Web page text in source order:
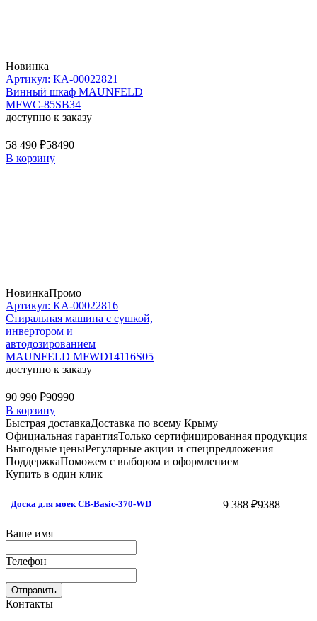
Новинка
Артикул: КА-00022821
Винный шкаф MAUNFELD
MFWC-85SB34
доступно к заказу
58 490 ₽58490
В корзину
НовинкаПромо
Артикул: КА-00022816
Стиральная машина c сушкой,
инвертором и
автодозированием
MAUNFELD MFWD14116S05
доступно к заказу
90 990 ₽90990
В корзину
Быстрая доставкаДоставка по всему Крыму
Официальная гарантияТолько сертифицированная продукция
Выгодные ценыРегулярные акции и спецпредложения
ПоддержкаПоможем с выбором и оформлением
Купить в один клик
Доска для моек CB-Basic-370-WD 9 388 ₽9388
Ваше имя
Телефон
Отправить
Контакты